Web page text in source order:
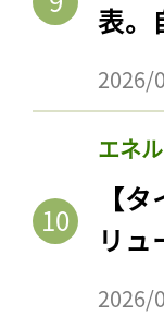
表。
2026/
エネ
【
リ
2026/